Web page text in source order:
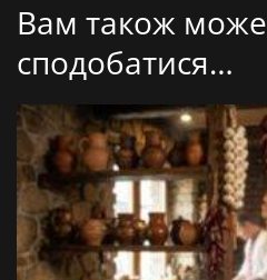
Вам також може
сподобатися…